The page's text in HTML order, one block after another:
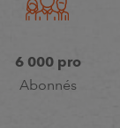
6 000 pro
Abonnés